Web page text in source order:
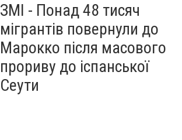
ЗМІ - Понад 48 тисяч
мігрантів повернули до
Марокко після масового
прориву до іспанської
Сеути